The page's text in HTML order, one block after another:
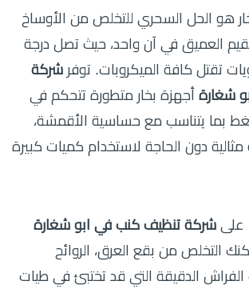
هو الحل السحري للتخلص من الأوساخ
العميق في آن واحد، حيث تصل درجة
تقتل كافة الميكروبات. توفر شركة
شغارة أجهزة بخار متطورة تتحكم في
بما يتناسب مع حساسية الأقمشة،
دون الحاجة لاستخدام كميات كبيرة
على شركة تنظيف كنب في ابو شغارة
التخلص من بقع العرق، الروائح
الفراش الدقيقة التي قد تختبئ في طيات